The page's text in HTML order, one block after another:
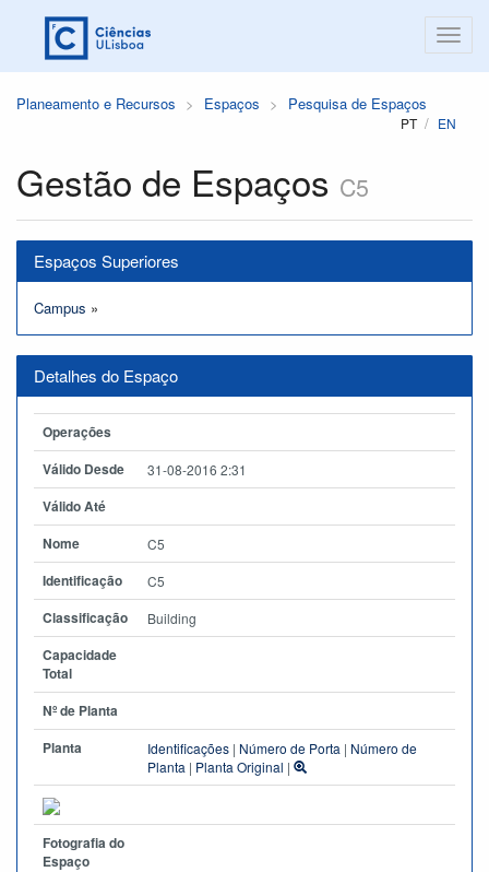
Planeamento e Recursos Espaços Pesquisa de Espaços
PT EN
Gestão de Espaços C5
Espaços Superiores
Campus »
Detalhes do Espaço
Operações
Válido Desde
31-08-2016 2:31
Válido Até
Nome
C5
Identificação C5
Classificação Building
Capacidade
Total
Nº de Planta
Planta
Identificações | Número de Porta | Número de
Planta | Planta Original |
Fotografia do
Espaço